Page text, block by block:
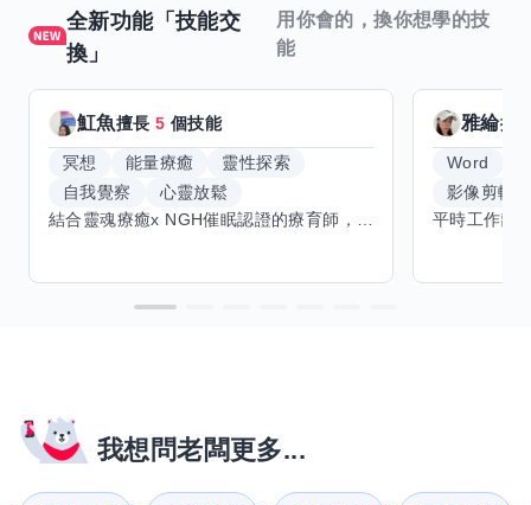
全新功能「技能交
換」
用你會的，換你想學的技
能
魟魚擅長5 個技能
冥想 能量療癒
靈性探索
自我覺察
心靈放鬆
雅綸擅
Word
影像剪輯
我想問老闆更多...